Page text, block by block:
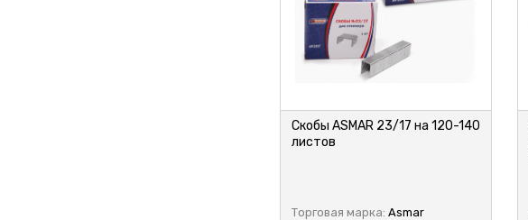
Скобы ASMAR 23/17 на 120-140
листов
Торговая марка: Asmar